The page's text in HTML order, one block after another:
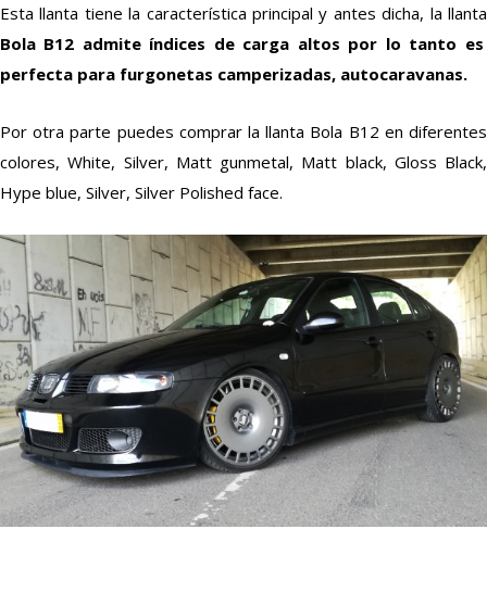
Esta llanta tiene la característica principal y antes dicha, la llanta
Bola B12 admite índices de carga altos por lo tanto es
perfecta para furgonetas camperizadas, autocaravanas.
Por otra parte puedes comprar la llanta Bola B12 en diferentes
colores, White, Silver, Matt gunmetal, Matt black, Gloss Black,
Hype blue, Silver, Silver Polished face.